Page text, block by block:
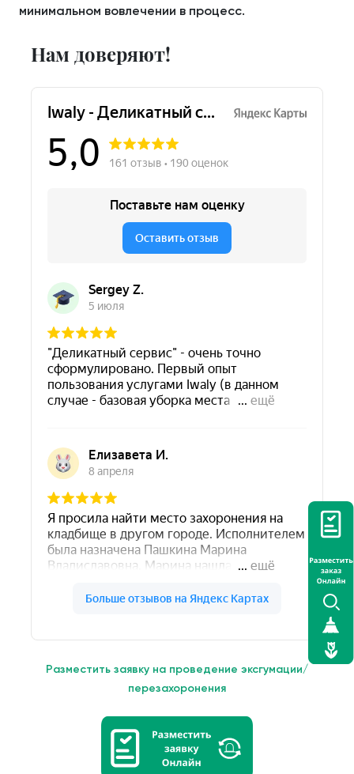
минимальном вовлечении в процесс.
Нам доверяют!
Разместить заявку на проведение эксгумации/
перезахоронения